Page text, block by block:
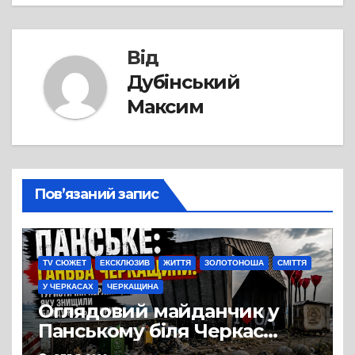
Від
Дубінський
Максим
Пов’язаний запис
TV СЮЖЕТ ЕКСКЛЮЗИВ ЖИТТЯ ЗОЛОТОНОША СМІТТЯ
У ЧЕРКАСАХ ЧЕРКАЩИНА
Оглядовий майданчик у
Панському біля Черкас
перетворився на занедбане